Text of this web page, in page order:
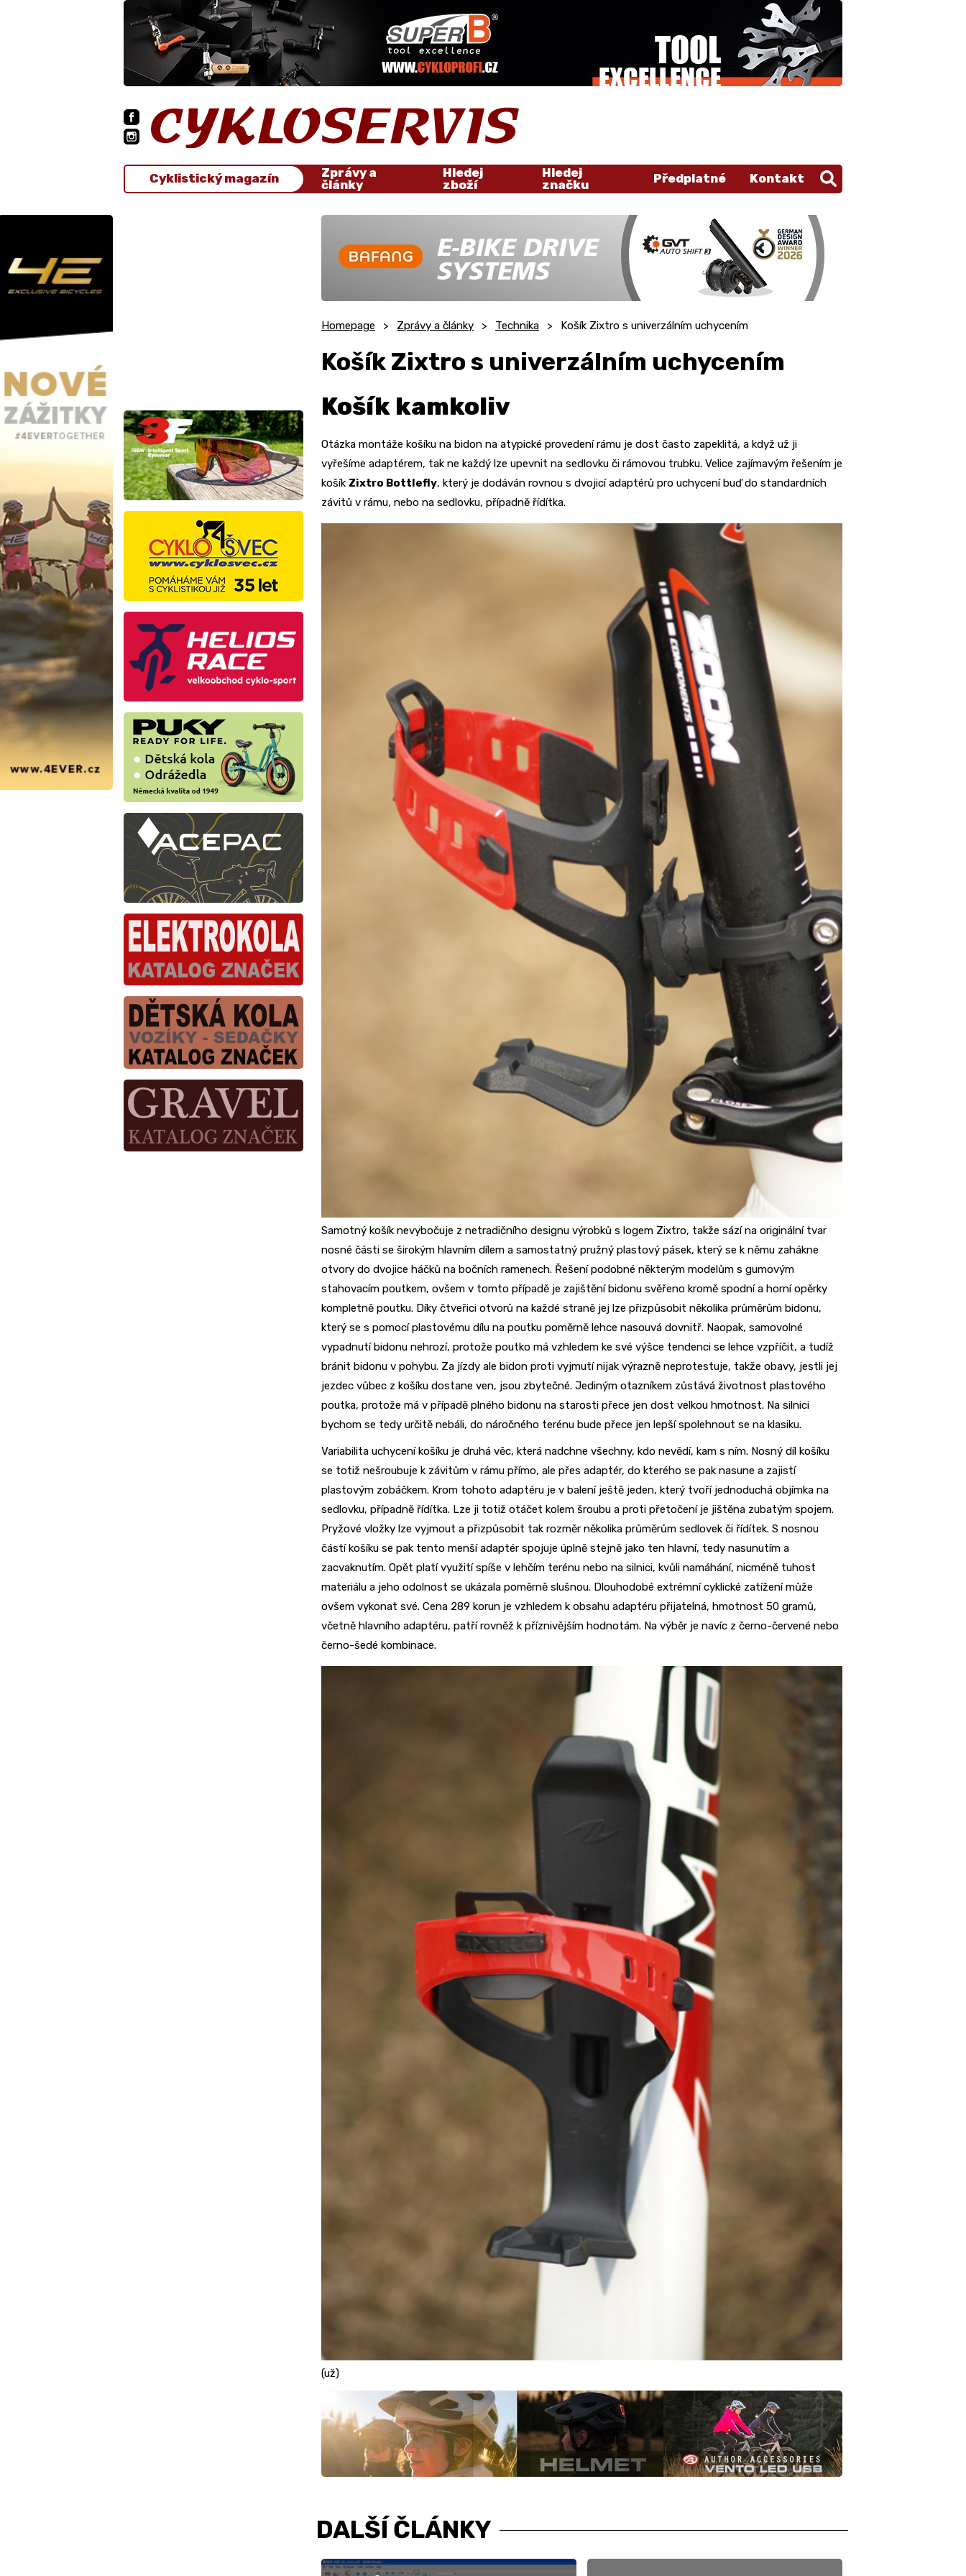
Cyklistický magazín
Zprávy a
články
Hledej
zboží
Hledej
značku
Předplatné Kontakt
Homepage Zprávy a články Technika Košík Zixtro s univerzálním uchycením
Košík Zixtro s univerzálním uchycením
Košík kamkoliv
Otázka montáže košíku na bidon na atypické provedení rámu je dost často zapeklitá, a když už ji
vyřešíme adaptérem, tak ne každý lze upevnit na sedlovku či rámovou trubku. Velice zajímavým řešením je
košík Zixtro Bottlefly, který je dodáván rovnou s dvojicí adaptérů pro uchycení buď do standardních
závitů v rámu, nebo na sedlovku, případně řídítka.
Samotný košík nevybočuje z netradičního designu výrobků s logem Zixtro, takže sází na originální tvar
nosné části se širokým hlavním dílem a samostatný pružný plastový pásek, který se k němu zahákne
otvory do dvojice háčků na bočních ramenech. Řešení podobné některým modelům s gumovým
stahovacím poutkem, ovšem v tomto případě je zajištění bidonu svěřeno kromě spodní a horní opěrky
kompletně poutku. Díky čtveřici otvorů na každé straně jej lze přizpůsobit několika průměrům bidonu,
který se s pomocí plastovému dílu na poutku poměrně lehce nasouvá dovnitř. Naopak, samovolné
vypadnutí bidonu nehrozí, protože poutko má vzhledem ke své výšce tendenci se lehce vzpříčit, a tudíž
bránit bidonu v pohybu. Za jízdy ale bidon proti vyjmutí nijak výrazně neprotestuje, takže obavy, jestli jej
jezdec vůbec z košíku dostane ven, jsou zbytečné. Jediným otazníkem zůstává životnost plastového
poutka, protože má v případě plného bidonu na starosti přece jen dost velkou hmotnost. Na silnici
bychom se tedy určitě nebáli, do náročného terénu bude přece jen lepší spolehnout se na klasiku.
Variabilita uchycení košíku je druhá věc, která nadchne všechny, kdo nevědí, kam s ním. Nosný díl košíku
se totiž nešroubuje k závitům v rámu přímo, ale přes adaptér, do kterého se pak nasune a zajistí
plastovým zobáčkem. Krom tohoto adaptéru je v balení ještě jeden, který tvoří jednoduchá objímka na
sedlovku, případně řídítka. Lze ji totiž otáčet kolem šroubu a proti přetočení je jištěna zubatým spojem.
Pryžové vložky lze vyjmout a přizpůsobit tak rozměr několika průměrům sedlovek či řídítek. S nosnou
částí košíku se pak tento menší adaptér spojuje úplně stejně jako ten hlavní, tedy nasunutím a
zacvaknutím. Opět platí využití spíše v lehčím terénu nebo na silnici, kvůli namáhání, nicméně tuhost
materiálu a jeho odolnost se ukázala poměrně slušnou. Dlouhodobé extrémní cyklické zatížení může
ovšem vykonat své. Cena 289 korun je vzhledem k obsahu adaptéru přijatelná, hmotnost 50 gramů,
včetně hlavního adaptéru, patří rovněž k příznivějším hodnotám. Na výběr je navíc z černo-červené nebo
černo-šedé kombinace.
(už)
DALŠÍ ČLÁNKY